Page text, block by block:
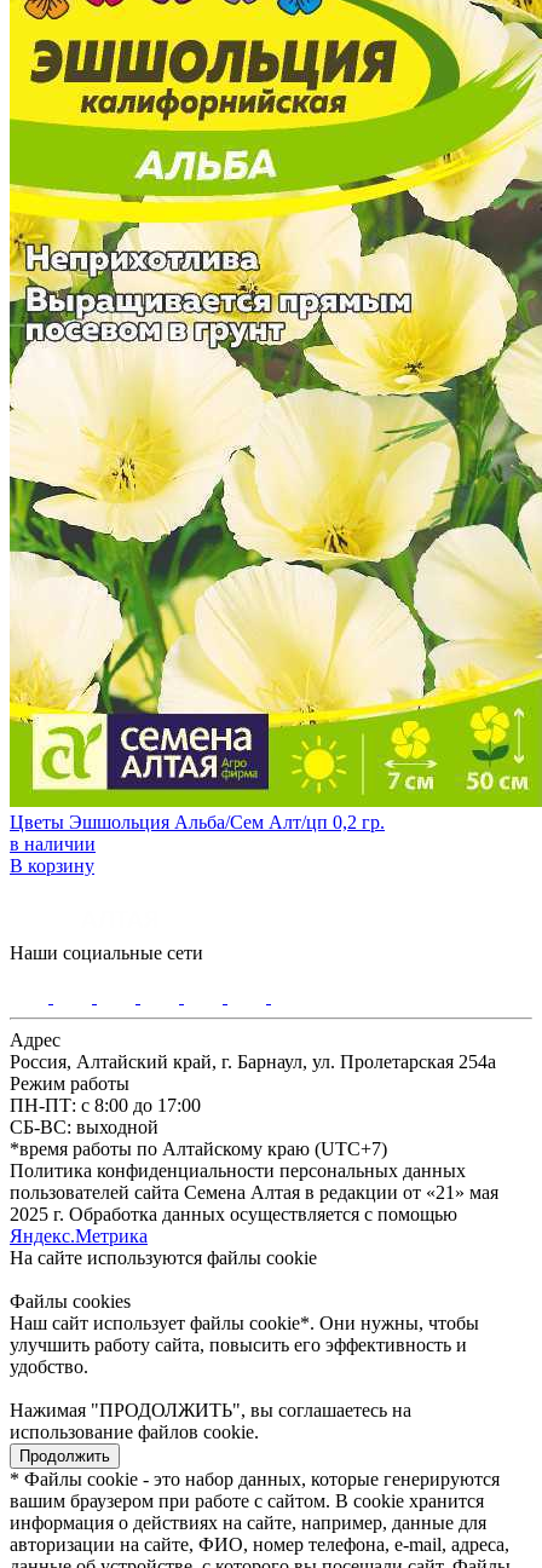
Цветы Эшшольция Альба/Сем Алт/цп 0,2 гр.
в наличии
В корзину
Наши социальные сети
Адрес
Россия, Алтайский край, г. Барнаул, ул. Пролетарская 254а
Режим работы
ПН-ПТ: с 8:00 до 17:00
СБ-ВС: выходной
*время работы по Алтайскому краю (UTC+7)
Политика конфиденциальности персональных данных
пользователей сайта Семена Алтая в редакции от «21» мая
2025 г. Обработка данных осуществляется с помощью
Яндекс.Метрика
На сайте используются файлы сookie
Файлы cookies
Наш сайт использует файлы cookie*. Они нужны, чтобы
улучшить работу сайта, повысить его эффективность и
удобство.
Нажимая "ПРОДОЛЖИТЬ", вы соглашаетесь на
использование файлов cookie.
Продолжить
* Файлы cookie - это набор данных, которые генерируются
вашим браузером при работе с сайтом. В cookie хранится
информация о действиях на сайте, например, данные для
авторизации на сайте, ФИО, номер телефона, e-mail, адреса,